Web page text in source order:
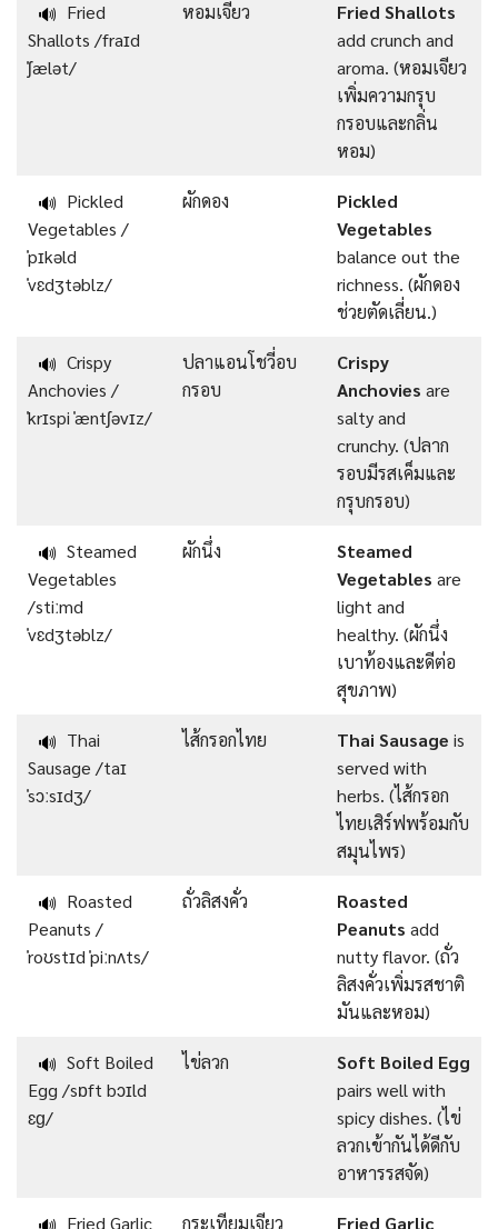
🔊 Fried
Shallots /fraɪd
ˈʃælət/
หอมเจียว
Fried Shallots
add crunch and
aroma. (หอมเจียว
เพิ่มความกรุบ
กรอบและกลิ่น
หอม)
🔊 Pickled
Vegetables /
ˈpɪkəld
ˈvɛdʒtəblz/
ผักดอง
Pickled
Vegetables
balance out the
richness. (ผักดอง
ช่วยตัดเลี่ยน.)
🔊 Crispy
Anchovies /
ˈkrɪspi ˈæntʃəvɪz/
ปลาแอนโชวี่อบ
กรอบ
Crispy
Anchovies are
salty and
crunchy. (ปลาก
รอบมีรสเค็มและ
กรุบกรอบ)
🔊 Steamed
Vegetables
/stiːmd
ˈvɛdʒtəblz/
ผักนึ่ง
Steamed
Vegetables are
light and
healthy. (ผักนึ่ง
เบาท้องและดีต่อ
สุขภาพ)
🔊 Thai
Sausage /taɪ
ˈsɔːsɪdʒ/
ไส้กรอกไทย Thai Sausage is
served with
herbs. (ไส้กรอก
ไทยเสิร์ฟพร้อมกับ
สมุนไพร)
🔊 Roasted
Peanuts /
ˈroʊstɪd ˈpiːnʌts/
ถั่วลิสงคั่ว
Roasted
Peanuts add
nutty flavor. (ถั่ว
ลิสงคั่วเพิ่มรสชาติ
มันและหอม)
🔊 Soft Boiled
Egg /sɒft bɔɪld
ɛɡ/
ไข่ลวก
Soft Boiled Egg
pairs well with
spicy dishes. (ไข่
ลวกเข้ากันได้ดีกับ
อาหารรสจัด)
Fried Garlic
กระเทียมเจียว
Fried Garlic